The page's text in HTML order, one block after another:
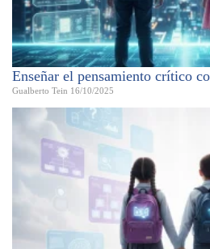
Enseñar el pensamiento crítico
Gualberto Tein 16/10/2025